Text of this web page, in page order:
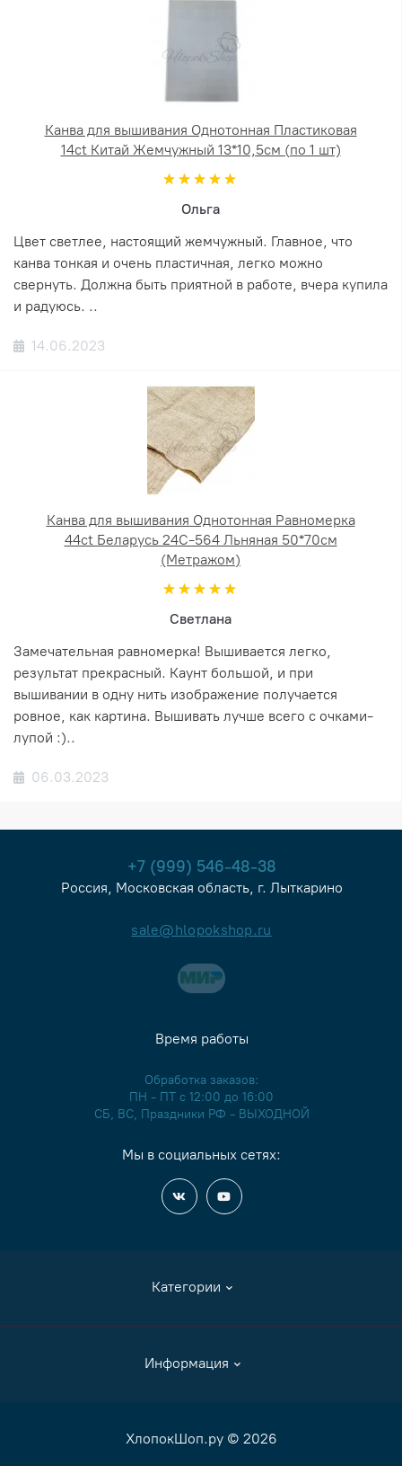
Канва для вышивания Однотонная Пластиковая
14ct Китай Жемчужный 13*10,5см (по 1 шт)
Ольга
Цвет светлее, настоящий жемчужный. Главное, что
канва тонкая и очень пластичная, легко можно
свернуть. Должна быть приятной в работе, вчера купила
и радуюсь. ..
14.06.2023
Канва для вышивания Однотонная Равномерка
44ct Беларусь 24С-564 Льняная 50*70см
(Метражом)
Светлана
Замечательная равномерка! Вышивается легко,
результат прекрасный. Каунт большой, и при
вышивании в одну нить изображение получается
ровное, как картина. Вышивать лучше всего с очками-
лупой :)..
06.03.2023
+7 (999) 546-48-38
Россия, Московская область, г. Лыткарино
sale@hlopokshop.ru
Категории
Аксессуары
Информация
Как сделать заказ
Время работы
Обработка заказов:
ПН - ПТ с 12:00 до 16:00
СБ, ВС, Праздники РФ - ВЫХОДНОЙ
Мы в социальных сетях:
ХлопокШоп.ру © 2026